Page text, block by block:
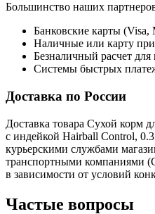
Большинство наших
Банковские карты
Наличные или карту
Безналичный расчет
Системы быстрых
Доставка по России
Доставка товара Сухой корм
с индейкой Hairball Control,
курьерскими службами
транспортными компаниями
в зависимости от условий
Частые вопросы